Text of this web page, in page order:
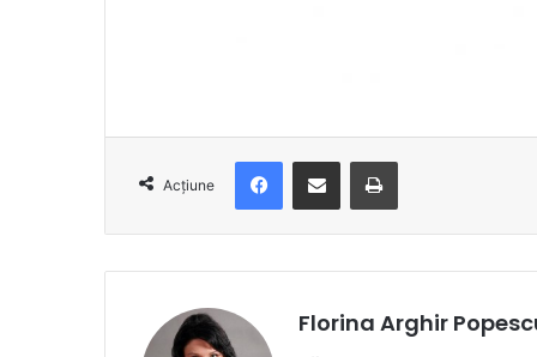
Acțiune
FacebookDistribuie prin e-mail Imprimare
Florina Arghir